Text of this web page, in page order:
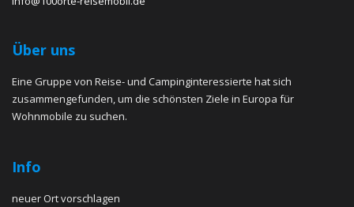
Über uns
Eine Gruppe von Reise- und Campinginteressierte hat sich
zusammengefunden, um die schönsten Ziele in Europa für
Wohnmobile zu suchen.
Info
neuer Ort vorschlagen